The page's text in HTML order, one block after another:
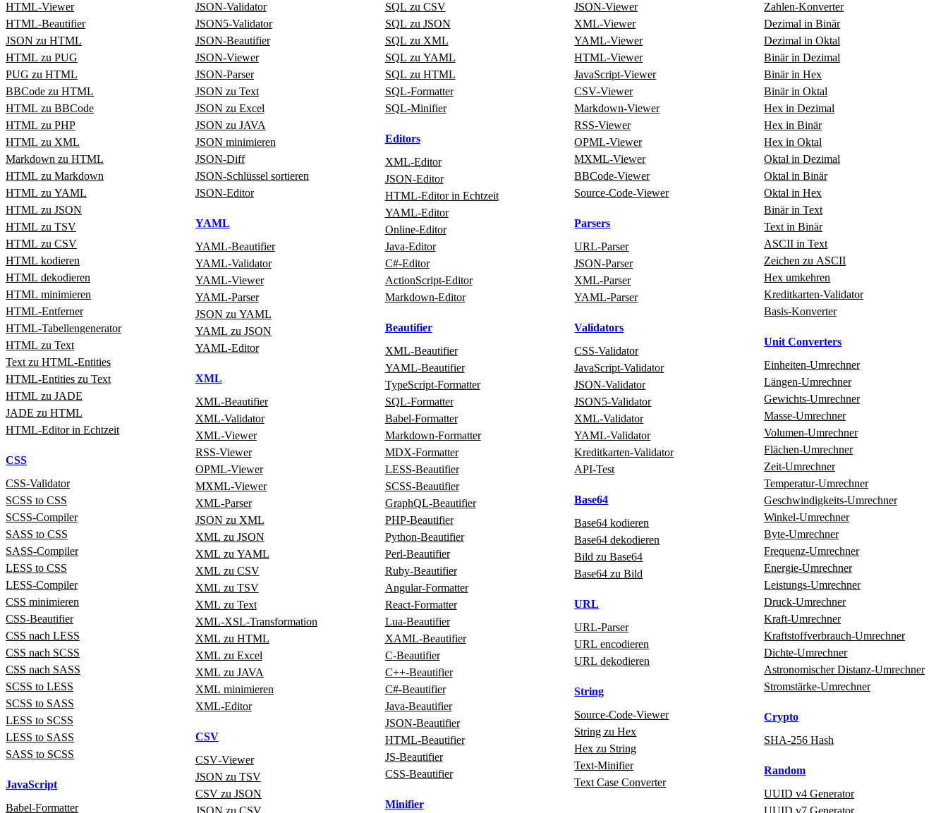
HTML‑Viewer
HTML‑Beautifier
JSON zu HTML
HTML zu PUG
PUG zu HTML
BBCode zu HTML
HTML zu BBCode
HTML zu PHP
HTML zu XML
Markdown zu HTML
HTML zu Markdown
HTML zu YAML
HTML zu JSON
HTML zu TSV
HTML zu CSV
HTML kodieren
HTML dekodieren
HTML minimieren
HTML‑Entferner
HTML‑Tabellengenerator
HTML zu Text
Text zu HTML‑Entities
HTML‑Entities zu Text
HTML zu JADE
JADE zu HTML
HTML‑Editor in Echtzeit
CSS
CSS‑Validator
SCSS to CSS
SCSS‑Compiler
SASS to CSS
SASS‑Compiler
LESS to CSS
LESS‑Compiler
CSS minimieren
CSS-Beautifier
CSS nach LESS
CSS nach SCSS
CSS nach SASS
SCSS to LESS
SCSS to SASS
LESS to SCSS
LESS to SASS
SASS to SCSS
JavaScript
Babel‑Formatter
JSON‑Validator
JSON5‑Validator
JSON-Beautifier
JSON‑Viewer
JSON‑Parser
JSON zu Text
JSON zu Excel
JSON zu JAVA
JSON minimieren
JSON‑Diff
JSON‑Schlüssel sortieren
JSON‑Editor
YAML
YAML‑Beautifier
YAML‑Validator
YAML‑Viewer
YAML‑Parser
JSON zu YAML
YAML zu JSON
YAML‑Editor
XML
XML‑Beautifier
XML‑Validator
XML‑Viewer
RSS‑Viewer
OPML‑Viewer
MXML‑Viewer
XML‑Parser
JSON zu XML
XML zu JSON
XML zu YAML
XML zu CSV
XML zu TSV
XML zu Text
XML‑XSL‑Transformation
XML zu HTML
XML zu Excel
XML zu JAVA
XML minimieren
XML‑Editor
CSV
CSV‑Viewer
JSON zu TSV
CSV zu JSON
JSON zu CSV
SQL zu CSV
SQL zu JSON
SQL zu XML
SQL zu YAML
SQL zu HTML
SQL‑Formatter
SQL‑Minifier
Editors
XML‑Editor
JSON‑Editor
HTML‑Editor in Echtzeit
YAML‑Editor
Online‑Editor
Java‑Editor
C#‑Editor
ActionScript‑Editor
Markdown‑Editor
Beautifier
XML‑Beautifier
YAML‑Beautifier
TypeScript‑Formatter
SQL‑Formatter
Babel‑Formatter
Markdown‑Formatter
MDX‑Formatter
LESS‑Beautifier
SCSS‑Beautifier
GraphQL‑Beautifier
PHP‑Beautifier
Python‑Beautifier
Perl‑Beautifier
Ruby‑Beautifier
Angular‑Formatter
React‑Formatter
Lua‑Beautifier
XAML‑Beautifier
C‑Beautifier
C++‑Beautifier
C#‑Beautifier
Java‑Beautifier
JSON-Beautifier
HTML‑Beautifier
JS-Beautifier
CSS-Beautifier
Minifier
JSON‑Viewer
XML‑Viewer
YAML‑Viewer
HTML‑Viewer
JavaScript‑Viewer
CSV‑Viewer
Markdown‑Viewer
RSS‑Viewer
OPML‑Viewer
MXML‑Viewer
BBCode‑Viewer
Source‑Code‑Viewer
Parsers
URL‑Parser
JSON‑Parser
XML‑Parser
YAML‑Parser
Validators
CSS‑Validator
JavaScript‑Validator
JSON‑Validator
JSON5‑Validator
XML‑Validator
YAML‑Validator
Kreditkarten‑Validator
API‑Test
Base64
Base64 kodieren
Base64 dekodieren
Bild zu Base64
Base64 zu Bild
URL
URL‑Parser
URL encodieren
URL dekodieren
String
Source‑Code‑Viewer
String zu Hex
Hex zu String
Text‑Minifier
Text Case Converter
Zahlen‑Konverter
Dezimal in Binär
Dezimal in Oktal
Binär in Dezimal
Binär in Hex
Binär in Oktal
Hex in Dezimal
Hex in Binär
Hex in Oktal
Oktal in Dezimal
Oktal in Binär
Oktal in Hex
Binär in Text
Text in Binär
ASCII in Text
Zeichen zu ASCII
Hex umkehren
Kreditkarten‑Validator
Basis‑Konverter
Unit Converters
Einheiten‑Umrechner
Längen‑Umrechner
Gewichts‑Umrechner
Masse‑Umrechner
Volumen‑Umrechner
Flächen‑Umrechner
Zeit‑Umrechner
Temperatur‑Umrechner
Geschwindigkeits‑Umrechner
Winkel‑Umrechner
Byte‑Umrechner
Frequenz‑Umrechner
Energie‑Umrechner
Leistungs‑Umrechner
Druck‑Umrechner
Kraft‑Umrechner
Kraftstoffverbrauch‑Umrechner
Dichte‑Umrechner
Astronomischer Distanz‑Umrechner
Stromstärke‑Umrechner
Crypto
SHA-256 Hash
Random
UUID v4 Generator
UUID v7 Generator